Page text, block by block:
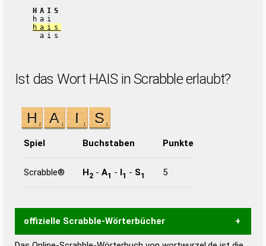
HAIS
hai
hais
ais
Ist das Wort HAIS in Scrabble erlaubt?
Spiel Buchstaben Punkte
Scrabble® H2 - A1 - I1 - S1 5
offizielle Scrabble-Wörterbücher